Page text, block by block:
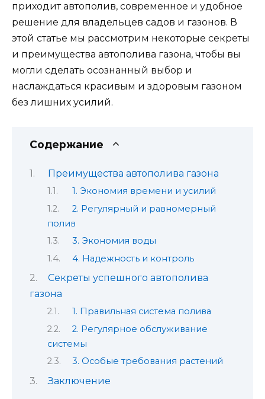
приходит автополив, современное и удобное
решение для владельцев садов и газонов. В
этой статье мы рассмотрим некоторые секреты
и преимущества автополива газона, чтобы вы
могли сделать осознанный выбор и
наслаждаться красивым и здоровым газоном
без лишних усилий.
Содержание
Преимущества автополива газона
1. Экономия времени и усилий
2. Регулярный и равномерный
полив
3. Экономия воды
4. Надежность и контроль
Секреты успешного автополива
газона
1. Правильная система полива
2. Регулярное обслуживание
системы
3. Особые требования растений
Заключение